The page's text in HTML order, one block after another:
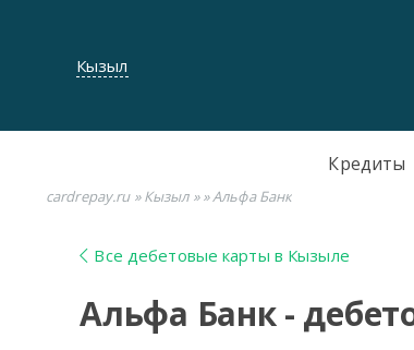
Кызыл
Кредиты
cardrepay.ru»Кызыл»» Альфа Банк
Все дебетовые карты в Кызыле
Альфа Банк -